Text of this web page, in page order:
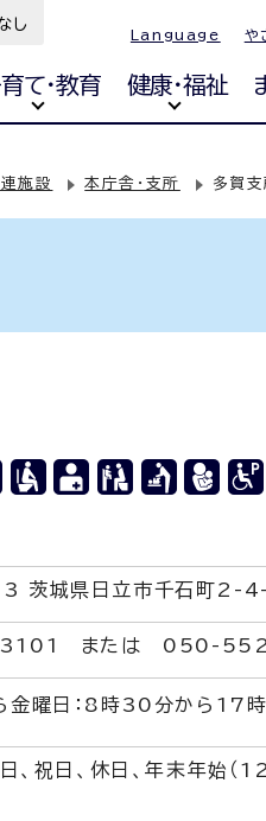
し
Language や
て・教育 健康・福祉
施設 本庁舎・支所 多賀支
城県日立市千石町2-4-
または 050-5528-
金曜日：8時30分から17
、祝日、休日、年末年始